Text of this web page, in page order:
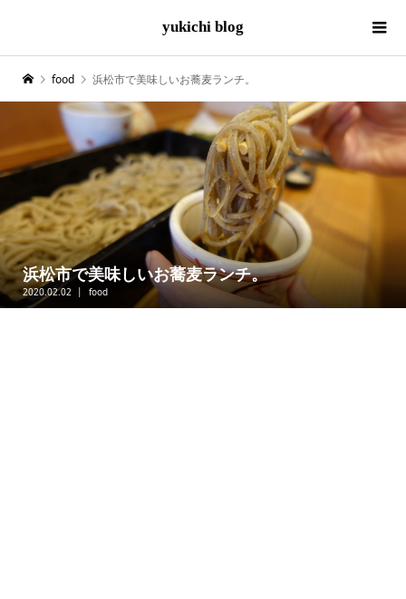
yukichi blog
food 浜松市で美味しいお蕎麦ランチ。
浜松市で美味しいお蕎麦ランチ。
2020.02.02 food